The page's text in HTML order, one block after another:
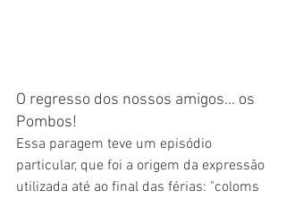
O regresso dos nossos amigos... os
Pombos!
Essa paragem teve um episódio
particular, que foi a origem da expressão
utilizada até ao final das férias: "coloms